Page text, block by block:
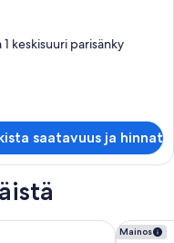
keskisuuri parisänky
saatavuus ja hinnat
by IHG Mainos
Waldorf